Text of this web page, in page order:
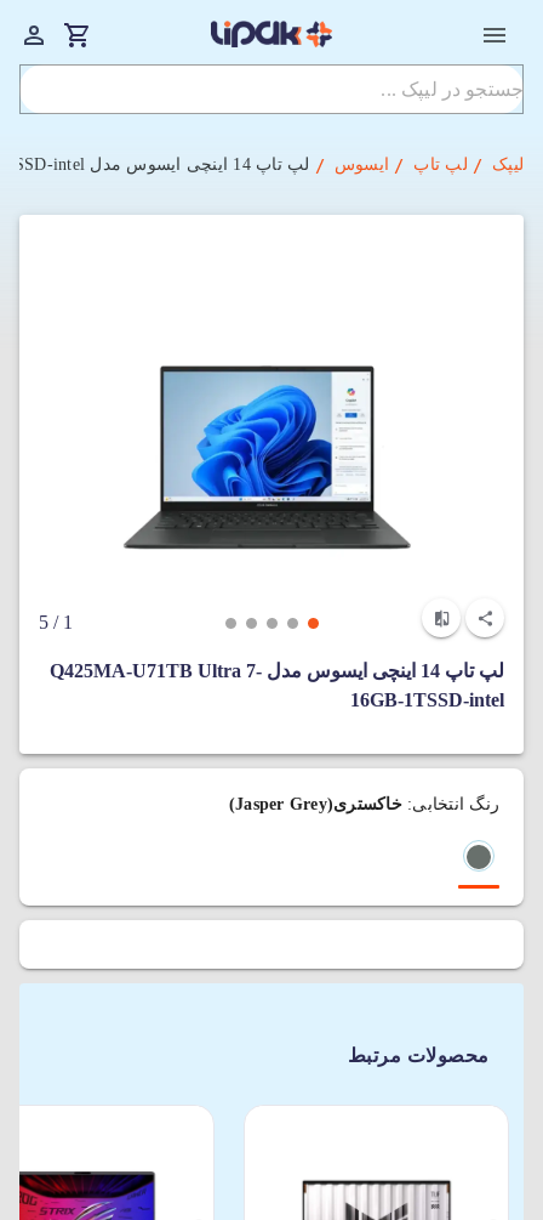
لیپک لپ تاپ ایسوس لپ‌ تاپ 14 اینچی ایسوس مدل Q425MA-U71TB Ultra 7-16GB-1TSSD-intel
1
/ 5
لپ‌ تاپ 14 اینچی ایسوس مدل Q425MA-U71TB Ultra 7-
16GB-1TSSD-intel
رنگ انتخابی:خاکستری(Jasper Grey)
محصولات مرتبط